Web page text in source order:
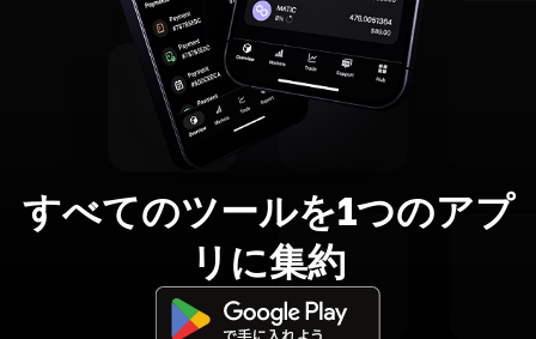
すべてのツールを1つのアプ
リに集約